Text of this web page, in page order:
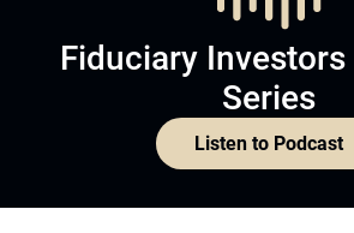
Fiduciary
Series
Listen to Podcast